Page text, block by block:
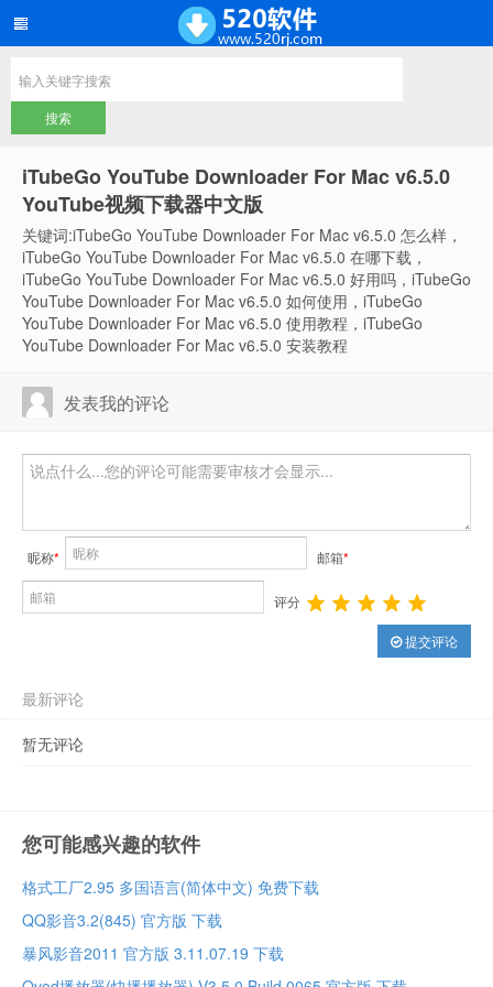
iTubeGo YouTube Downloader For Mac v6.5.0
YouTube视频下载器中文版
关键词:iTubeGo YouTube Downloader For Mac v6.5.0 怎么样，
iTubeGo YouTube Downloader For Mac v6.5.0 在哪下载，
iTubeGo YouTube Downloader For Mac v6.5.0 好用吗，iTubeGo
YouTube Downloader For Mac v6.5.0 如何使用，iTubeGo
YouTube Downloader For Mac v6.5.0 使用教程，iTubeGo
YouTube Downloader For Mac v6.5.0 安装教程
发表我的评论
昵称* 邮箱*
评分
提交评论
最新评论
暂无评论
您可能感兴趣的软件
格式工厂2.95 多国语言(简体中文) 免费下载
QQ影音3.2(845) 官方版 下载
暴风影音2011 官方版 3.11.07.19 下载